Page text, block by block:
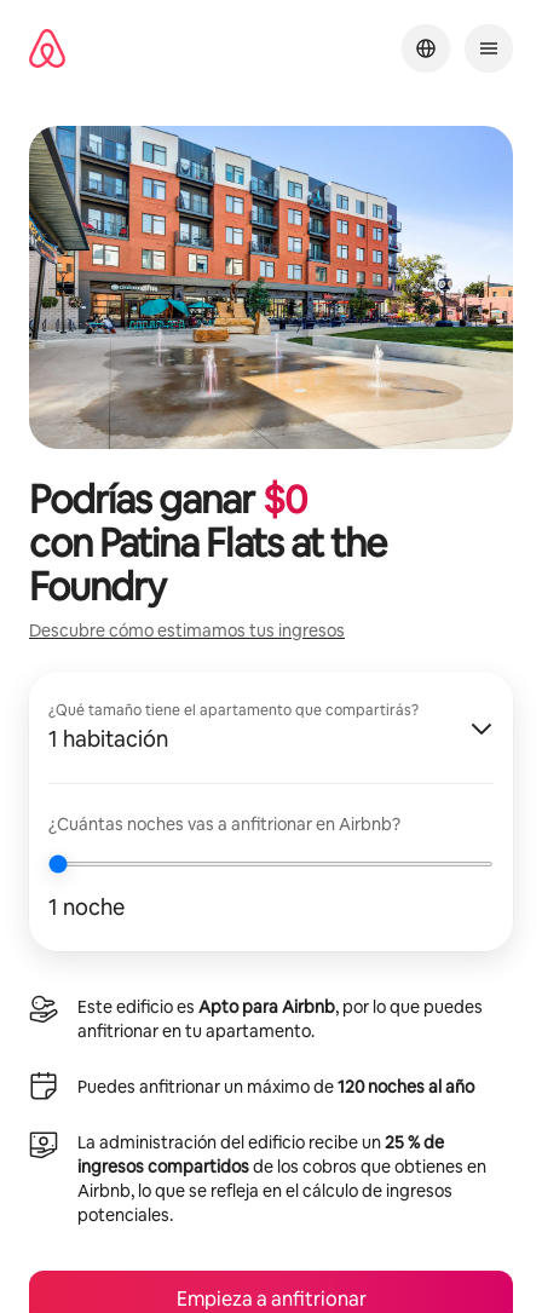
contenido
Podrías ganar$0
conPatina Flats at the
Foundry
Descubre cómo estimamos tus ingresos
¿Qué tamaño tiene el apartamento que compartirás?
1 habitación
¿Cuántas noches vas a anfitrionar en Airbnb?
1 noche
Este edificio es Apto para Airbnb, por lo que puedes
anfitrionar en tu apartamento.
Puedes anfitrionar un máximo de120 noches al año
La administración del edificio recibe un25 % de
ingresos compartidosde los cobros que obtienes en
Airbnb, lo que se refleja en el cálculo de ingresos
potenciales.
Empieza a anfitrionar